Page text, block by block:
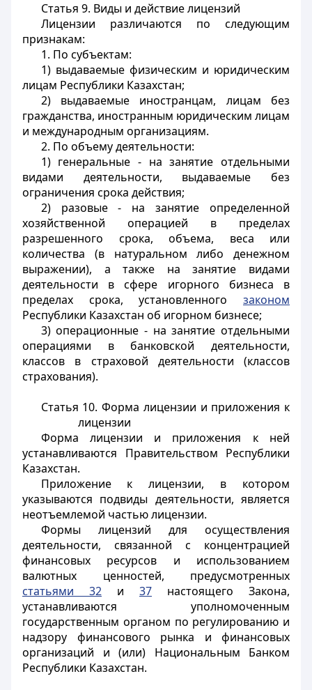
Статья 9. Виды и действие лицензий
Лицензии различаются по следующим
признакам:
1. По субъектам:
1) выдаваемые физическим и юридическим
лицам Республики Казахстан;
2) выдаваемые иностранцам, лицам без
гражданства, иностранным юридическим лицам
и международным организациям.
2. По объему деятельности:
1) генеральные - на занятие отдельными
видами деятельности, выдаваемые без
ограничения срока действия;
2) разовые - на занятие определенной
хозяйственной операцией в пределах
разрешенного срока, объема, веса или
количества (в натуральном либо денежном
выражении), а также на занятие видами
деятельности в сфере игорного бизнеса в
пределах срока, установленного законом
Республики Казахстан об игорном бизнесе;
3) операционные - на занятие отдельными
операциями в банковской деятельности,
классов в страховой деятельности (классов
страхования).
Статья 10.Форма лицензии и приложения к
лицензии
Форма лицензии и приложения к ней
устанавливаются Правительством Республики
Казахстан.
Приложение к лицензии, в котором
указываются подвиды деятельности, является
неотъемлемой частью лицензии.
Формы лицензий для осуществления
деятельности, связанной с концентрацией
финансовых ресурсов и использованием
валютных ценностей, предусмотренных
статьями 32 и 37 настоящего Закона,
устанавливаются уполномоченным
государственным органом по регулированию и
надзору финансового рынка и финансовых
организаций и (или) Национальным Банком
Республики Казахстан.